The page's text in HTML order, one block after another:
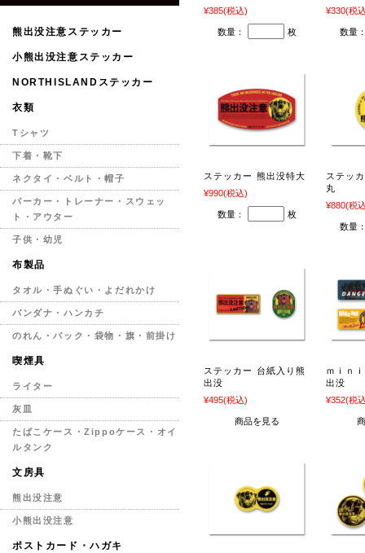
¥385(税込)
数量： 枚
¥330(税
数量
ステッカー 熊出没特大
¥990(税込)
数量： 枚
ステッ
丸
¥880(税
数量
ステッカー 台紙入り熊
出没
¥495(税込)
商品を見る
ｍｉｎ
出没
¥352(税
熊出没注意ステッカー
小熊出没注意ステッカー
NORTHISLANDステッカー
衣類
Tシャツ
下着・靴下
ネクタイ・ベルト・帽子
パーカー・トレーナー・スウェッ
ト・アウター
子供・幼児
布製品
タオル・手ぬぐい・よだれかけ
バンダナ・ハンカチ
のれん・バック・袋物・旗・前掛け
喫煙具
ライター
灰皿
たばこケース・Zippoケース・オイ
ルタンク
文房具
熊出没注意
小熊出没注意
ポストカード・ハガキ